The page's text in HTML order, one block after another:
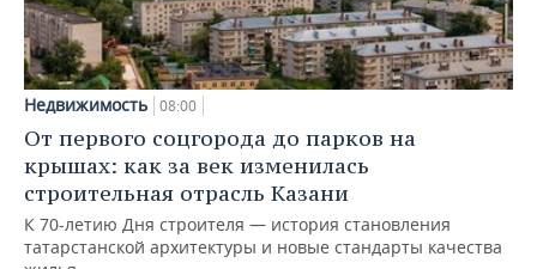
Недвижимость 08:00
От первого соцгорода до парков на
крышах: как за век изменилась
строительная отрасль Казани
К 70-летию Дня строителя — история становления
татарстанской архитектуры и новые стандарты качества